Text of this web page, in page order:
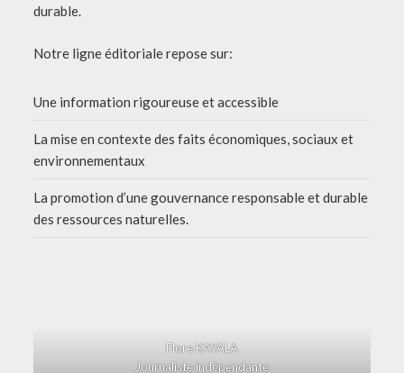
durable.
Notre ligne éditoriale repose sur:
Une information rigoureuse et accessible
La mise en contexte des faits économiques, sociaux et
environnementaux
La promotion d’une gouvernance responsable et durable
des ressources naturelles.
Flore KAYALA
Journaliste indépendante